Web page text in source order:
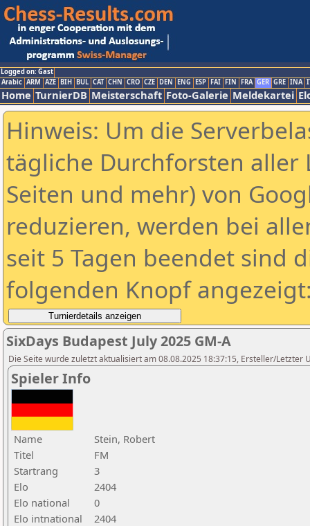
Logged on: Gast
Arabic ARM AZE BIH BUL CAT CHN CRO CZE DEN ENG ESP FAI FIN FRA GER GRE INA
Home TurnierDB Meisterschaft Foto-Galerie Meldekartei
Hinweis: Um die
tägliche Durchforsten aller
Seiten und mehr) von
reduzieren, werden bei
seit 5 Tagen beendet sind
folgenden Knopf
SixDays Budapest July 2025 GM-A
Die Seite wurde zuletzt aktualisiert am 08.08.2025 18:37:15, Ersteller/Letzter
Spieler Info
Name
Stein, Robert
Titel
FM
Startrang
3
Elo
2404
Elo national
0
Elo intnational
2404